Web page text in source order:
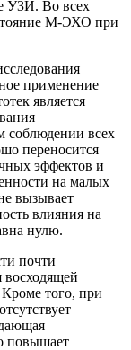
УЗИ. Во всех
М-ЭХО при
применение
является
соблюдении всех
переносится
эффектов и
на малых
вызывает
влияния на
нулю.
почти
восходящей
того, при
повышает